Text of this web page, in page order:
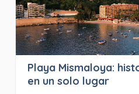
Playa Mismaloya:
en un solo lugar